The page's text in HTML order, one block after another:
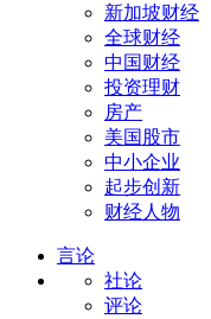
新加坡财经
全球财经
中国财经
投资理财
房产
美国股市
中小企业
起步创新
财经人物
言论
社论
评论